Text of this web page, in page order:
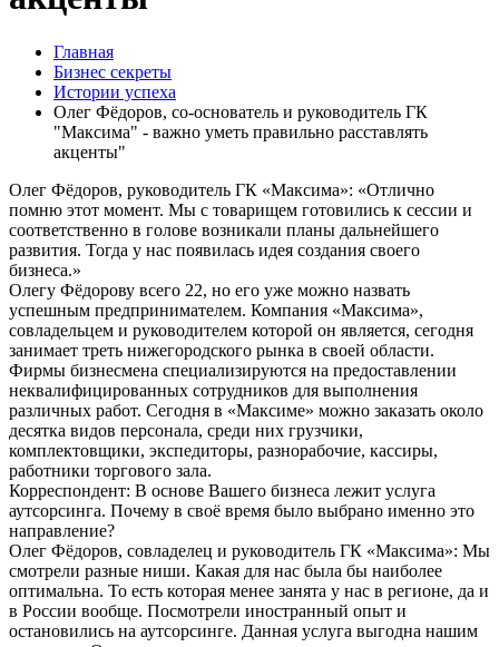
Главная
Бизнес секреты
Истории успеха
Олег Фёдоров, со-основатель и руководитель ГК
"Максима" - важно уметь правильно расставлять
акценты"
Олег Фёдоров, руководитель ГК «Максима»: «Отлично
помню этот момент. Мы с товарищем готовились к сессии и
соответственно в голове возникали планы дальнейшего
развития. Тогда у нас появилась идея создания своего
бизнеса.»
Олегу Фёдорову всего 22, но его уже можно назвать
успешным предпринимателем. Компания «Максима»,
совладельцем и руководителем которой он является, сегодня
занимает треть нижегородского рынка в своей области.
Фирмы бизнесмена специализируются на предоставлении
неквалифицированных сотрудников для выполнения
различных работ. Сегодня в «Максиме» можно заказать около
десятка видов персонала, среди них грузчики,
комплектовщики, экспедиторы, разнорабочие, кассиры,
работники торгового зала.
Корреспондент: В основе Вашего бизнеса лежит услуга
аутсорсинга. Почему в своё время было выбрано именно это
направление?
Олег Фёдоров, совладелец и руководитель ГК «Максима»: Мы
смотрели разные ниши. Какая для нас была бы наиболее
оптимальна. То есть которая менее занята у нас в регионе, да и
в России вообще. Посмотрели иностранный опыт и
остановились на аутсорсинге. Данная услуга выгодна нашим